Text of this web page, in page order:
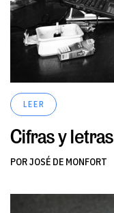
LEER
Cifras y letras
POR JOSÉ DE MONFORT